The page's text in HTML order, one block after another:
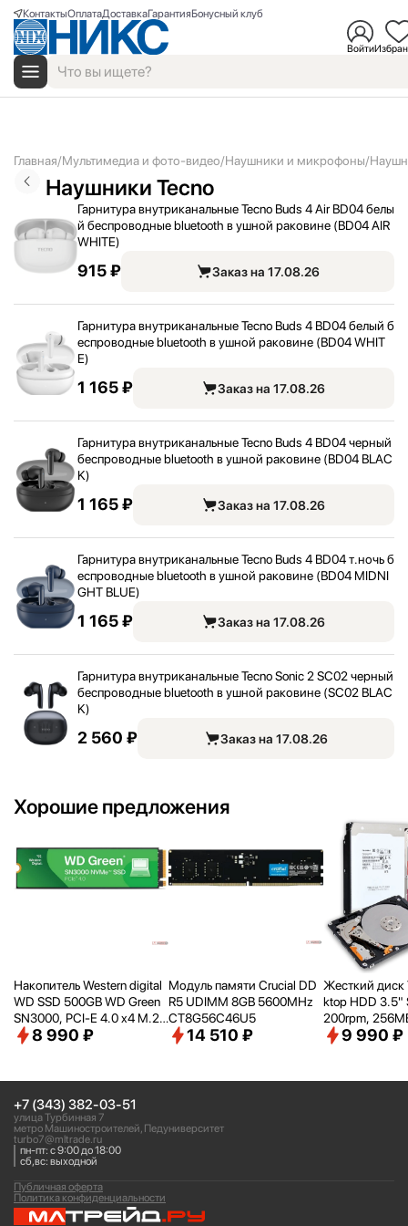
КонтактыОплатаДоставкаГарантияБонусный клуб
Войти
Главная Мультимедиа и фото-видео Наушники и микрофоны
Наушники Tecno
Гарнитура внутриканальные Tecno Buds 4 Air BD04 белы
й беспроводные bluetooth в ушной раковине (BD04 AIR
WHITE)
915 ₽ Заказ на 17.08.26
Гарнитура внутриканальные Tecno Buds 4 BD04 белый б
еспроводные bluetooth в ушной раковине (BD04 WHIT
E)
1 165 ₽ Заказ на 17.08.26
Гарнитура внутриканальные Tecno Buds 4 BD04 черный
беспроводные bluetooth в ушной раковине (BD04 BLAC
K)
1 165 ₽ Заказ на 17.08.26
Гарнитура внутриканальные Tecno Buds 4 BD04 т.ночь б
еспроводные bluetooth в ушной раковине (BD04 MIDNI
GHT BLUE)
1 165 ₽ Заказ на 17.08.26
Гарнитура внутриканальные Tecno Sonic 2 SC02 черный
беспроводные bluetooth в ушной раковине (SC02 BLAC
K)
2 560 ₽ Заказ на 17.08.26
Хорошие предложения
Накопитель Western digital
WD SSD 500GB WD Green
SN3000, PCI-E 4.0 x4 M.2
2280, [R/W - 5000/
8 990 ₽
Модуль памяти Crucial DD
R5 UDIMM 8GB 5600MHz
CT8G56C46U5
14 510 ₽
Жесткий диск
ktop HDD 3.5"
200rpm,
e, SMR,
9 990 ₽
+7 (343) 382-03-51
улица Турбинная 7
метро Машиностроителей, Педуниверситет
turbo7@mltrade.ru
пн-пт: с 9:00 до 18:00
сб,вс: выходной
Политика конфиденциальности
Публичная оферта